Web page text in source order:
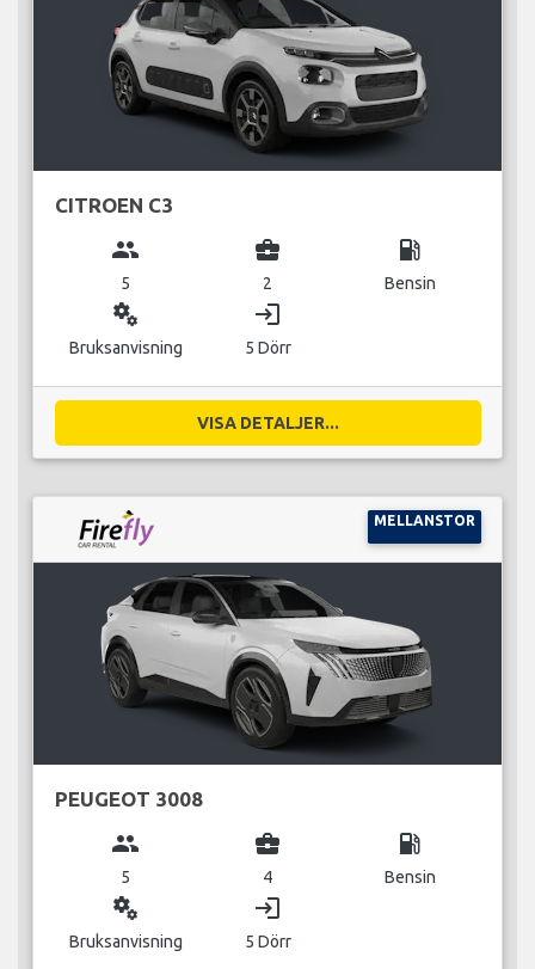
CITROEN C3
group
5
business_center
2
local_gas_station
Bensin
miscellaneous_services
Bruksanvisning
login
5 Dörr
VISA DETALJER...
MELLANSTOR
PEUGEOT 3008
group
5
business_center
4
local_gas_station
Bensin
miscellaneous_services
Bruksanvisning
login
5 Dörr